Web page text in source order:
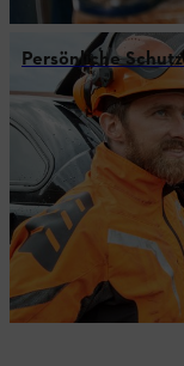
Persönliche